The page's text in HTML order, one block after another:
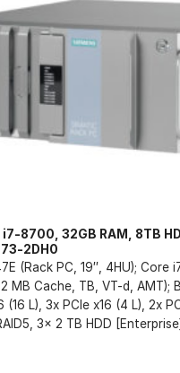
i7-8700, 32GB RAM, 8TB
2DH0
(Rack PC, 19″, 4HU); Core
MB Cache, TB, VT-d, AMT);
(16 L), 3x PCIe x16 (4 L), 2x
3x 2 TB HDD